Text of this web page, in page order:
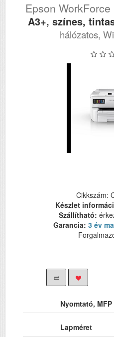
Epson
A3+, színes,
hálózatos,
Cikkszám:
Készlet
Szállítható:
Garancia: 3 év
Nyomtató,
Lapméret